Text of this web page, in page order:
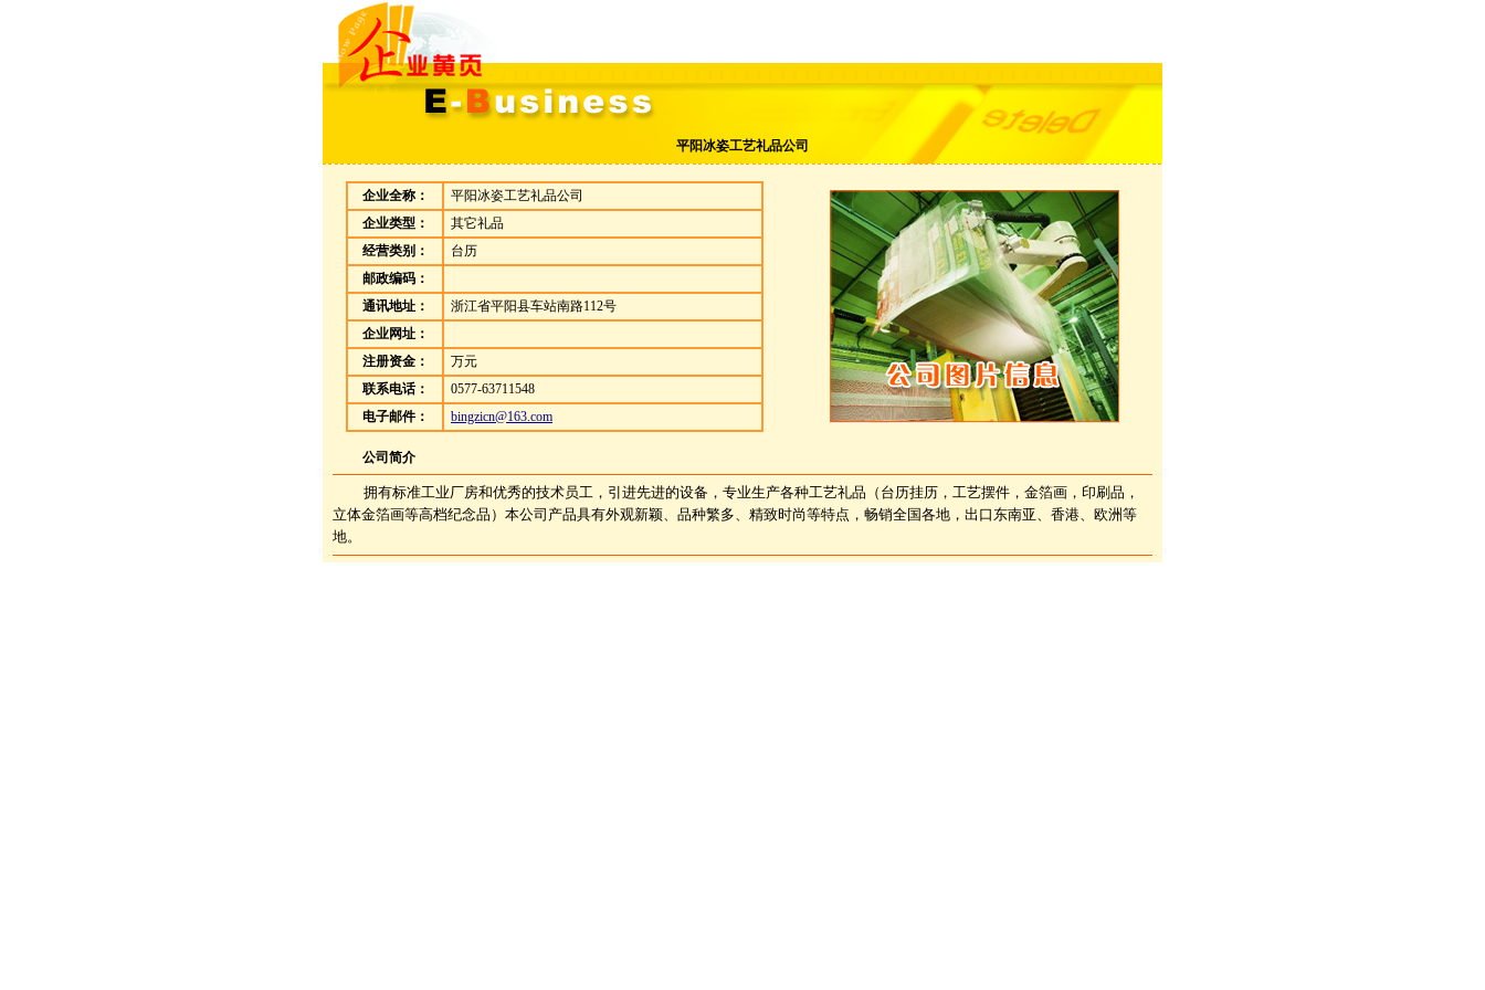
平阳冰姿工艺礼品公司
企业全称：
平阳冰姿工艺礼品公司
企业类型：
其它礼品
经营类别：
台历
邮政编码：
通讯地址：
浙江省平阳县车站南路112号
企业网址：
注册资金：
万元
联系电话：
0577-63711548
电子邮件：
bingzicn@163.com
公司简介
拥有标准工业厂房和优秀的技术员工，引进先进的设备，专业生产各种工艺礼品（台历挂历，工艺摆件，金箔画，印刷品，
立体金箔画等高档纪念品）本公司产品具有外观新颖、品种繁多、精致时尚等特点，畅销全国各地，出口东南亚、香港、欧洲等
地。